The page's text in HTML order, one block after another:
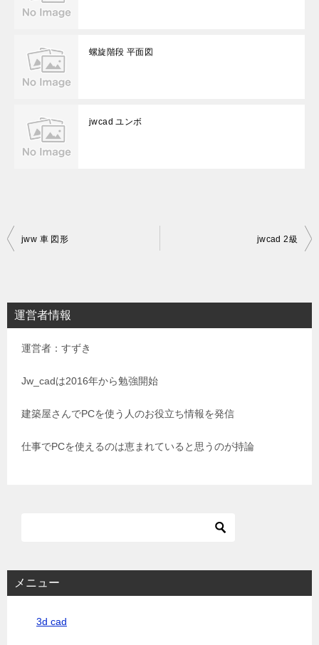
螺旋階段 平面図
jwcad ユンボ
投
ビ
ゲ
jww 車 図形 jwcad 2級
運営者情報
運営者：すずき
Jw_cadは2016年から勉強開始
建築屋さんでPCを使う人のお役立ち情報を発信
仕事でPCを使えるのは恵まれていると思うのが持論
メニュー
3d cad